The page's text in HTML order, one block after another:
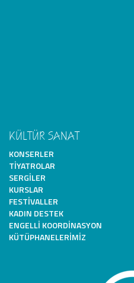
KÜLTÜR SANAT
KONSERLER
TIYATROLAR
SERGILER
KURSLAR
FESTIVALLER
KADIN DESTEK
ENGELLI KOORDINASYON
KÜTÜPHANELERIMIZ